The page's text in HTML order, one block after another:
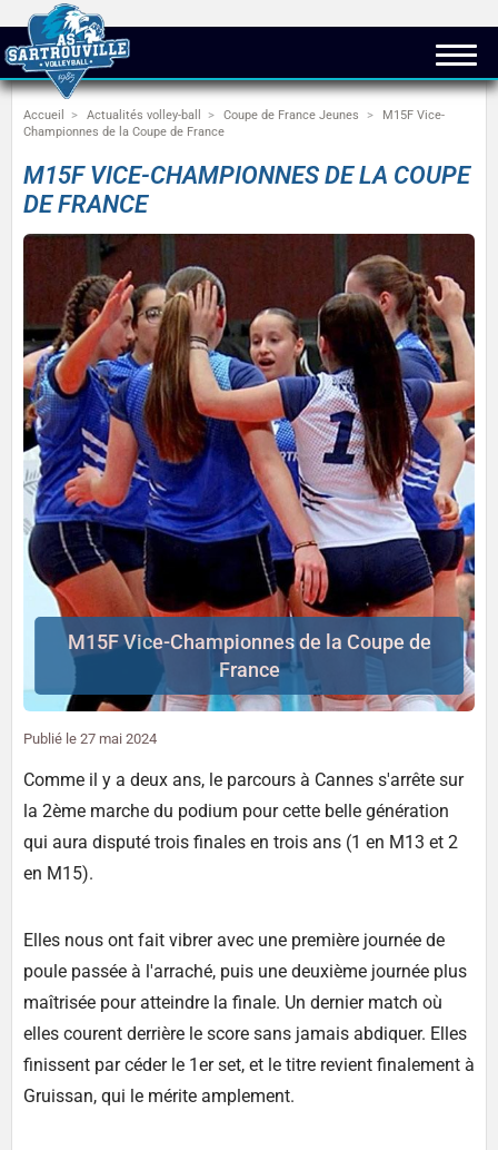
Accueil Actualités volley-ball Coupe de France Jeunes
M15F Vice-
Championnes de la Coupe de France
M15F VICE-CHAMPIONNES DE LA COUPE
DE FRANCE
M15F Vice-Championnes de la Coupe de
France
Publié le 27 mai 2024
Comme il y a deux ans, le parcours à Cannes s'arrête sur
la 2ème marche du podium pour cette belle génération
qui aura disputé trois finales en trois ans (1 en M13 et 2
en M15).
Elles nous ont fait vibrer avec une première journée de
poule passée à l'arraché, puis une deuxième journée plus
maîtrisée pour atteindre la finale. Un dernier match où
elles courent derrière le score sans jamais abdiquer. Elles
finissent par céder le 1er set, et le titre revient finalement à
Gruissan, qui le mérite amplement.